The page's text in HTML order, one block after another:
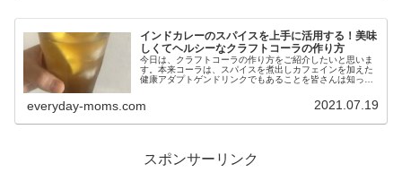
インドカレーのスパイスを上手に活用する！美味
しくてヘルシーなクラフトコーラの作り方
今日は、クラフトコーラの作り方をご紹介したいと思いま
す。本来コーラは、スパイスを煮出しカフェインを加えた
健康アダプトゲンドリンクでもあることを皆さんは知って
すから、是非皆さんもクラフトコーラを作ってお家カフェ
してみませんか？
everyday-moms.com 2021.07.19
スポンサーリンク